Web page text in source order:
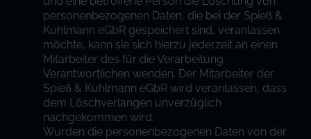
personenbezogenen Daten, die bei der Spieß &
Kuhlmann eGbR gespeichert sind, veranlassen
möchte, kann sie sich hierzu jederzeit an einen
Mitarbeiter des für die Verarbeitung
Verantwortlichen wenden. Der Mitarbeiter der
Spieß & Kuhlmann eGbR wird veranlassen, dass
dem Löschverlangen unverzüglich
nachgekommen wird.
Wurden die personenbezogenen Daten von der